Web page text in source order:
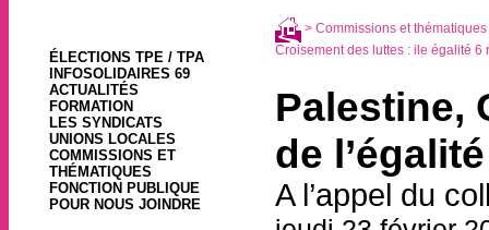
ÉLECTIONS TPE / TPA
INFOSOLIDAIRES 69
ACTUALITÉS
FORMATION
LES SYNDICATS
UNIONS LOCALES
COMMISSIONS ET
THÉMATIQUES
FONCTION PUBLIQUE
POUR NOUS JOINDRE
> Commissions et thématiques
Croisement des luttes : ile égalité 6
Palestine,
de
A l’appel du